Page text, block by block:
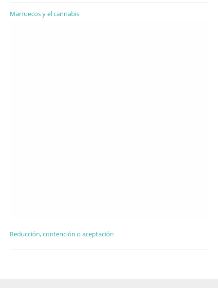
Marruecos y el cannabis
Reducción, contención o aceptación